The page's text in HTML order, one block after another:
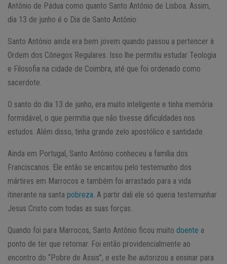
Antônio de Pádua como quanto Santo Antônio de Lisboa. Assim,
dia 13 de junho é o Dia de Santo Antônio.
Santo Antônio ainda era bem jovem quando passou a pertencer à
Ordem dos Cônegos Regulares. Isso lhe permitiu estudar Teologia
e Filosofia na cidade de Coimbra, até que foi ordenado como
sacerdote.
O santo do dia 13 de junho, era muito inteligente e tinha memória
formidável, o que permitia que não tivesse dificuldades nos
estudos. Além disso, tinha grande zelo apostólico e santidade.
Ainda em Portugal, Santo Antônio conheceu a família dos
Franciscanos. Ele então se encantou pelo testemunho dos
mártires em Marrocos e também foi arrastado para a vida
itinerante na santa pobreza . A partir dali ele só queria testemunhar
Jesus Cristo com todas as suas forças.
Quando foi para Marrocos, Santo Antônio ficou muito doente a
ponto de ter que retornar. Foi então providencialmente ao
encontro do “Pobre de Assis”, e este lhe autorizou a ensinar para